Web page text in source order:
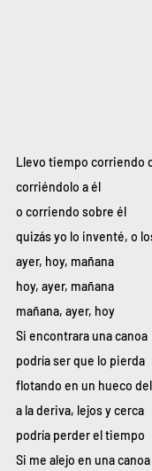
Llevo tiempo corriendo
corriéndolo a él
o corriendo sobre él
quizás yo lo inventé, o
ayer, hoy, mañana
hoy, ayer, mañana
mañana, ayer, hoy
Si encontrara una canoa
podría ser que lo pierda
flotando en un hueco
a la deriva, lejos y cerca
podría perder el tiempo
Si me alejo en una canoa